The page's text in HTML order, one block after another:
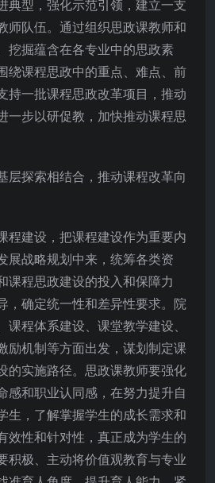
典型，强化示范引领，建立一支
师队伍。通过组织思政课教师和
挖掘蕴含在各专业中的思政素
绕课程思政中的重点、难点、前
持一批课程思政改革项目，推动
一步以研促教，加快推动课程思
层探索相结合，推动课程改革向
程建设，把课程建设作为重要内
展战略规划中来，统筹各类资
课程思政建设的投入和保障力
，确定统一性和差异性要求。院
程体系建设、课堂教学建设、
励机制等方面出发，谋划制定课
的实施路径。思政课教师要强化
感和职业认同感，在努力提升自
生，了解掌握学生的成长需求和
效性和针对性，真正成为学生的
积极、主动将价值观教育与专业